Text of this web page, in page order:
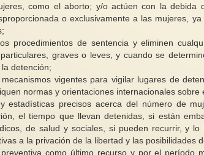
como el aborto; y/o actúen con la debida
o exclusivamente a las mujeres,
procedimientos de sentencia y eliminen
graves o leves, y cuando se
detención;
vigentes para vigilar lugares de
normas y orientaciones internacionales
estadísticas precisos acerca del número de
el tiempo que llevan detenidas, si están
de salud y sociales, si pueden recurrir, y
a la privación de la libertad y las posibilidades
como último recurso y por el período